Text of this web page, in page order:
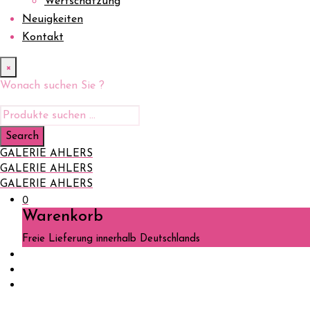
Neuigkeiten
Kontakt
×
Wonach suchen Sie ?
GALERIE AHLERS
GALERIE AHLERS
GALERIE AHLERS
0
Warenkorb
Freie Lieferung innerhalb Deutschlands